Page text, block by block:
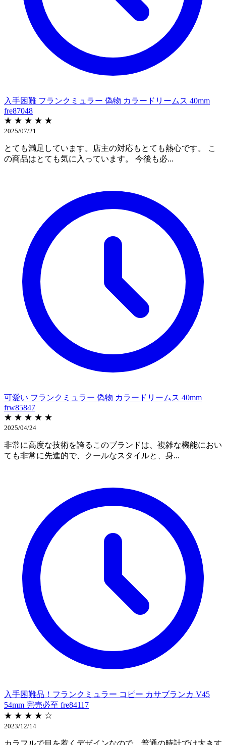
入手困難 フランクミュラー 偽物 カラードリームス 40mm
fre87048
★ ★ ★ ★ ★
2025/07/21
とても満足しています。店主の対応もとても熱心です。 こ
の商品はとても気に入っています。 今後も必...
可愛い フランクミュラー 偽物 カラードリームス 40mm
frw85847
★ ★ ★ ★ ★
2025/04/24
非常に高度な技術を誇るこのブランドは、複雑な機能におい
ても非常に先進的で、クールなスタイルと、身...
入手困難品！フランクミュラー コピー カサブランカ V45
54mm 完売必至 fre84117
★ ★ ★ ★ ☆
2023/12/14
カラフルで目を惹くデザインなので、普通の時計では大きす